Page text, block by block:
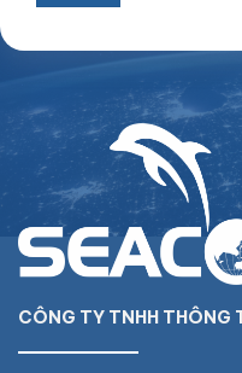
CÔNG TY TNHH THÔNG